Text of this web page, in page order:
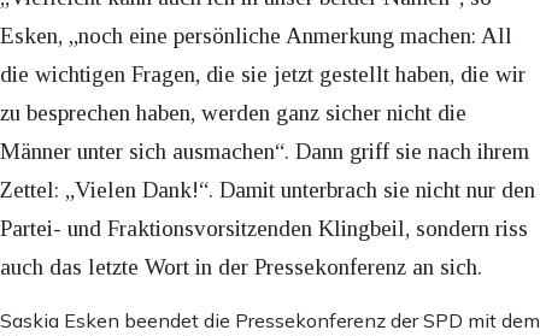
Esken, „noch eine persönliche Anmerkung machen: All
die wichtigen Fragen, die sie jetzt gestellt haben, die wir
zu besprechen haben, werden ganz sicher nicht die
Männer unter sich ausmachen“. Dann griff sie nach ihrem
Zettel: „Vielen Dank!“. Damit unterbrach sie nicht nur den
Partei- und Fraktionsvorsitzenden Klingbeil, sondern riss
auch das letzte Wort in der Pressekonferenz an sich.
Saskia Esken beendet die Pressekonferenz der SPD mit dem